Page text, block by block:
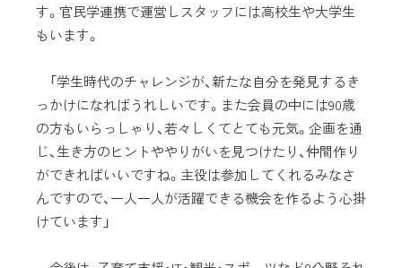
す。官民学連携で運営しスタッフには高校生や大学生
もいます。
「学生時代のチャレンジが、新たな自分を発見するき
っかけになればうれしいです。また会員の中には90歳
の方もいらっしゃり、若々しくてとても元気。企画を通
じ、生き方のヒントややりがいを見つけたり、仲間作り
ができればいいですね。主役は参加してくれるみなさ
んですので、一人一人が活躍できる機会を作るよう心掛
けています」